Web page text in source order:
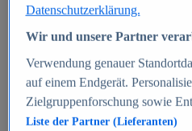
Deutschland 1999-2025
Umsatz von Amazon
2010-2025
B2C-E-Commerce:
Deutschland 2024
Marktanteile von
Deutschland 2024
Umsatzstarke
Deutschland 2023-2025
Datenschutzerklärung.
Wir und unsere Partner
Verwendung genauer
auf einem Endgerät.
Zielgruppenforschung sowie
Liste der Partner (Lieferanten)